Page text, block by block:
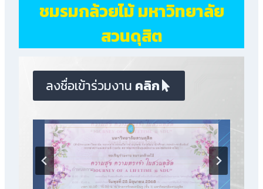
ชมรมกล้วยไม้ มหาวิทยาลัย
สวนดุสิต
ลงชื่อเข้าร่วมงาน คลิก